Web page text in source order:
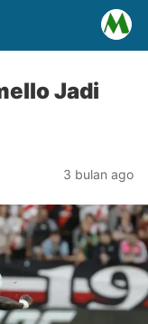
Jadi
3 bulan ago